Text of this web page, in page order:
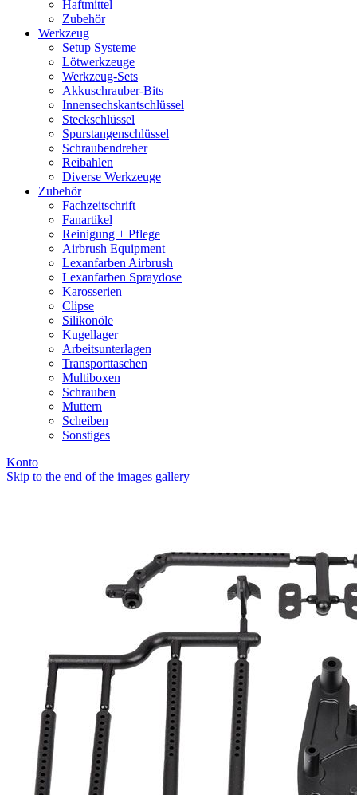
Haftmittel
Zubehör
Werkzeug
Setup Systeme
Lötwerkzeuge
Werkzeug-Sets
Akkuschrauber-Bits
Innensechskantschlüssel
Steckschlüssel
Spurstangenschlüssel
Schraubendreher
Reibahlen
Diverse Werkzeuge
Zubehör
Fachzeitschrift
Fanartikel
Reinigung + Pflege
Airbrush Equipment
Lexanfarben Airbrush
Lexanfarben Spraydose
Karosserien
Clipse
Silikonöle
Kugellager
Arbeitsunterlagen
Transporttaschen
Multiboxen
Schrauben
Muttern
Scheiben
Sonstiges
Konto
Skip to the end of the images gallery